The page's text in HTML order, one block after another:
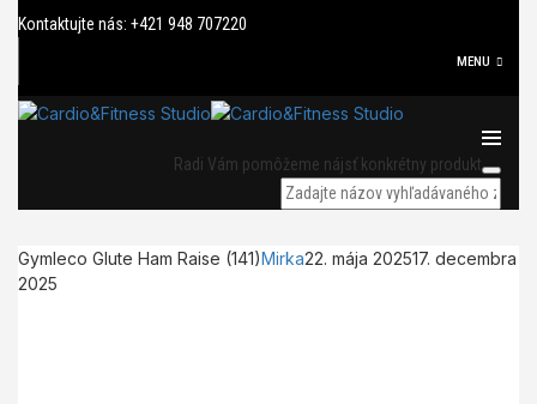
Kontaktujte nás: +421 948 707220
MENU
Radi Vám pomôžeme nájsť konkrétny produkt
Gymleco Glute Ham Raise (141)Mirka22. mája 202517. decembra
2025